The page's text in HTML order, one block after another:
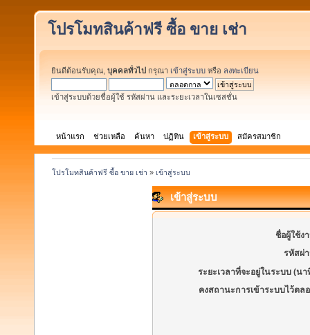
โปรโมทสินค้าฟรี ซื้อ ขาย เช่า
ยินดีต้อนรับคุณ, บุคคลทั่วไป กรุณา เข้าสู่ระบบ หรือ ลงทะเบียน
เข้าสู่ระบบด้วยชื่อผู้ใช้ รหัสผ่าน และระยะเวลาในเซสชั่น
หน้าแรก ช่วยเหลือ ค้นหา ปฏิทิน เข้าสู่ระบบ สมัครสมาชิก
โปรโมทสินค้าฟรี ซื้อ ขาย เช่า »เข้าสู่ระบบ
เข้าสู่ระบบ
ชื่อผู้ใช้ง
รหัสผ่
ระยะเวลาที่จะอยู่ในระบบ (นา
คงสถานะการเข้าระบบไว้ตล